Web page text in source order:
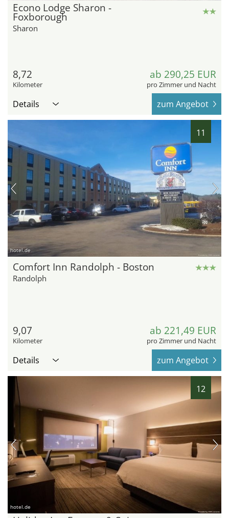
Econo Lodge Sharon -
Foxborough
Sharon
8,72
Kilometer
ab 290,25 EUR
pro Zimmer und Nacht
Details zum Angebot
11
hotel.de
Comfort Inn Randolph - Boston
Randolph
9,07
Kilometer
ab 221,49 EUR
pro Zimmer und Nacht
Details zum Angebot
12
hotel.de